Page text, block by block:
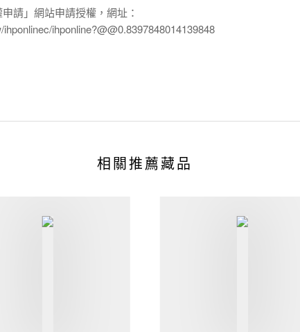
請」網站申請授權，網址：
ihponline?@@0.8397848014139848
相關推薦藏品